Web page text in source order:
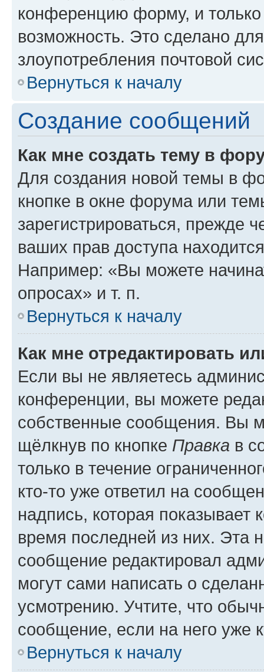
конференцию форму, и
возможность. Это сделано
злоупотребления почтовой
Вернуться к началу
Создание сообщений
Как мне создать тему в
Для создания новой темы в
кнопке в окне форума или
зарегистрироваться, прежде
ваших прав доступа
Например: «Вы можете
опросах» и т. п.
Вернуться к началу
Как мне отредактировать
Если вы не являетесь
конференции, вы можете
собственные сообщения. Вы
щёлкнув по кнопке Правка в
только в течение
кто-то уже ответил на
надпись, которая показывает
время последней из них. Эта
сообщение редактировал
могут сами написать о
усмотрению. Учтите, что
сообщение, если на него уже
Вернуться к началу